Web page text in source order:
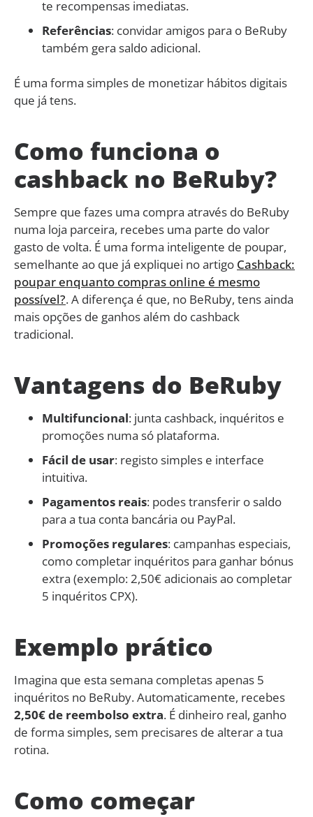
te recompensas imediatas.
Referências: convidar amigos para o BeRuby
também gera saldo adicional.
É uma forma simples de monetizar hábitos digitais
que já tens.
Como funciona o
cashback no BeRuby?
Sempre que fazes uma compra através do BeRuby
numa loja parceira, recebes uma parte do valor
gasto de volta. É uma forma inteligente de poupar,
semelhante ao que já expliquei no artigo Cashback:
poupar enquanto compras online é mesmo
possível?. A diferença é que, no BeRuby, tens ainda
mais opções de ganhos além do cashback
tradicional.
Vantagens do BeRuby
Multifuncional: junta cashback, inquéritos e
promoções numa só plataforma.
Fácil de usar: registo simples e interface
intuitiva.
Pagamentos reais: podes transferir o saldo
para a tua conta bancária ou PayPal.
Promoções regulares: campanhas especiais,
como completar inquéritos para ganhar bónus
extra (exemplo: 2,50€ adicionais ao completar
5 inquéritos CPX).
Exemplo prático
Imagina que esta semana completas apenas 5
inquéritos no BeRuby. Automaticamente, recebes
2,50€ de reembolso extra. É dinheiro real, ganho
de forma simples, sem precisares de alterar a tua
rotina.
Como começar